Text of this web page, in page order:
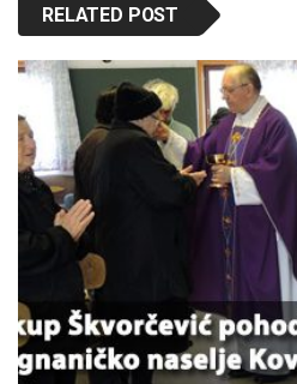
RELATED POST